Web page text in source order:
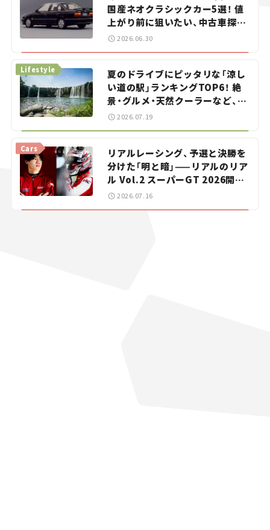
国産ネオクラシックカー5選！ 値
上がり前に狙いたい、中古車探し
をお手伝い――ちょっとイケてるマ
2026.06.30
夏のドライブにピッタリな「涼し
い道の駅」ランキングTOP6！ 絶
景・グルメ・天然クーラーなど、避
暑におすすめのスポットを紹介
【道の駅マニアの推し駅ガイド】
Lifestyle
2026.07.19
リアルレーシング、予選と決勝を
分けた「明と暗」——リアルのリア
ル Vol.2 スーパーGT 2026開幕
戦 岡山国際サーキット
Cars
2026.07.16